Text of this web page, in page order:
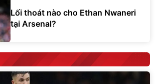
Lối thoát nào cho Ethan Nwaneri
tại Arsenal?